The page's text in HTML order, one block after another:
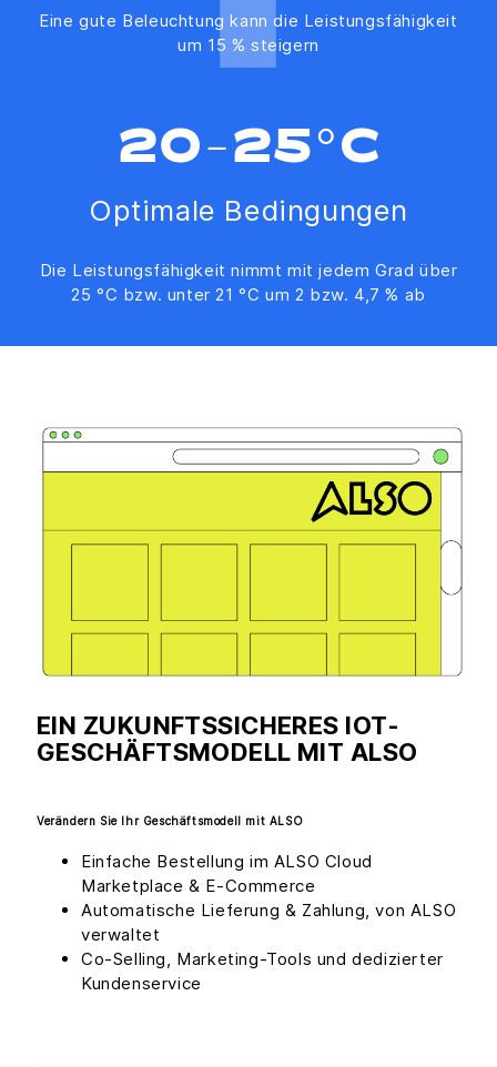
Eine gute Beleuchtung kann die Leistungsfähigkeit
um 15 % steigern
20-25°C
Optimale Bedingungen
Die Leistungsfähigkeit nimmt mit jedem Grad über
25 °C bzw. unter 21 °C um 2 bzw. 4,7 % ab
EIN ZUKUNFTSSICHERES IOT-
GESCHÄFTSMODELL MIT ALSO
Verändern Sie Ihr Geschäftsmodell mit ALSO
Einfache Bestellung im ALSO Cloud
Marketplace & E-Commerce
Automatische Lieferung & Zahlung, von ALSO
verwaltet
Co-Selling, Marketing-Tools und dedizierter
Kundenservice